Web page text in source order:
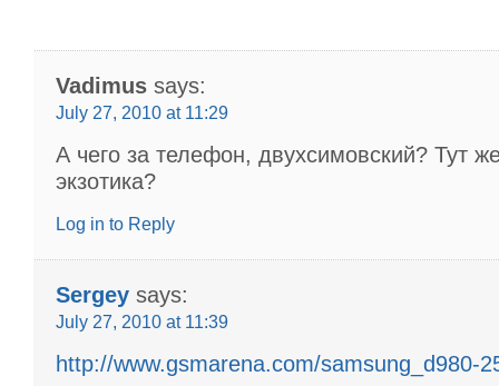
Vadimus says:
July 27, 2010 at 11:29
А чего за телефон, двухсимовский? Тут
экзотика?
Log in to Reply
Sergey says:
July 27, 2010 at 11:39
http://www.gsmarena.com/samsung_d980-